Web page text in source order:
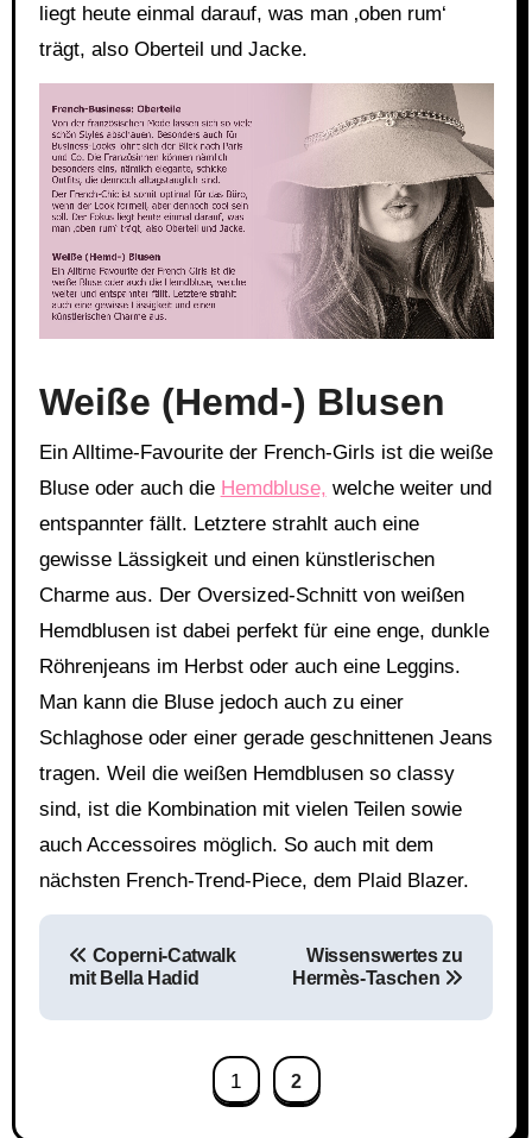
liegt heute einmal darauf, was man ‚oben rum‘
trägt, also Oberteil und Jacke.
Link
Weiße (Hemd-) Blusen
Ein Alltime-Favourite der French-Girls ist die weiße
Bluse oder auch die Hemdbluse, welche weiter und
entspannter fällt. Letztere strahlt auch eine
gewisse Lässigkeit und einen künstlerischen
Charme aus. Der Oversized-Schnitt von weißen
Hemdblusen ist dabei perfekt für eine enge, dunkle
Röhrenjeans im Herbst oder auch eine Leggins.
Man kann die Bluse jedoch auch zu einer
Schlaghose oder einer gerade geschnittenen Jeans
tragen. Weil die weißen Hemdblusen so classy
sind, ist die Kombination mit vielen Teilen sowie
auch Accessoires möglich. So auch mit dem
nächsten French-Trend-Piece, dem Plaid Blazer.
Beitragsnavigation
Coperni-Catwalk
mit Bella Hadid
Wissenswertes zu
Hermès-Taschen
1 2